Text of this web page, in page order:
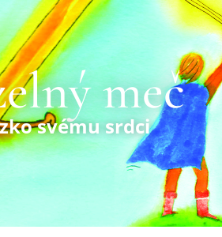
meč
svému srdci